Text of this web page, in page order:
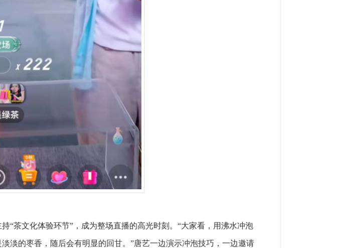
“茶文化体验环节”，成为整场直播的高光时刻。“大家看，用沸水冲泡
淡的枣香，随后会有明显的回甘。”唐艺一边演示冲泡技巧，一边邀请